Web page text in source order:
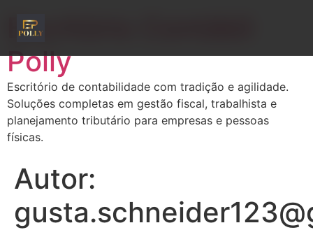
Escritório Contábil
Polly
Escritório de contabilidade com tradição e agilidade.
Soluções completas em gestão fiscal, trabalhista e
planejamento tributário para empresas e pessoas
físicas.
Autor: